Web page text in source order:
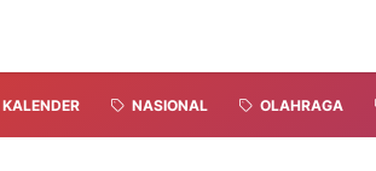
KALENDER NASIONAL OLAHRAGA